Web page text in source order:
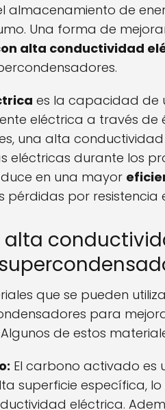
almacenamiento de
Una forma de
alta conductividad
es la capacidad de
eléctrica a través de
una alta
eléctricas durante los
en una mayor
pérdidas por resistencia
alta
que se pueden
para
de estos
El carbono activado es
superficie específica, lo
eléctrica.